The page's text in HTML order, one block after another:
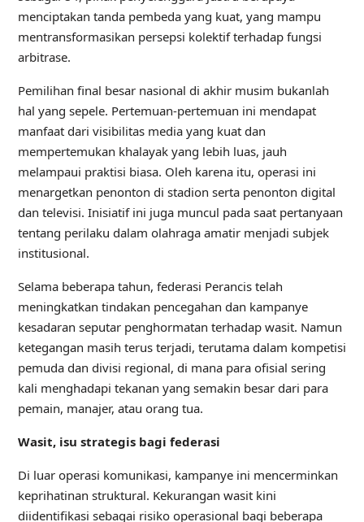
menciptakan tanda pembeda yang kuat, yang mampu
mentransformasikan persepsi kolektif terhadap fungsi
arbitrase.
Pemilihan final besar nasional di akhir musim bukanlah
hal yang sepele. Pertemuan-pertemuan ini mendapat
manfaat dari visibilitas media yang kuat dan
mempertemukan khalayak yang lebih luas, jauh
melampaui praktisi biasa. Oleh karena itu, operasi ini
menargetkan penonton di stadion serta penonton digital
dan televisi. Inisiatif ini juga muncul pada saat pertanyaan
tentang perilaku dalam olahraga amatir menjadi subjek
institusional.
Selama beberapa tahun, federasi Perancis telah
meningkatkan tindakan pencegahan dan kampanye
kesadaran seputar penghormatan terhadap wasit. Namun
ketegangan masih terus terjadi, terutama dalam kompetisi
pemuda dan divisi regional, di mana para ofisial sering
kali menghadapi tekanan yang semakin besar dari para
pemain, manajer, atau orang tua.
Wasit, isu strategis bagi federasi
Di luar operasi komunikasi, kampanye ini mencerminkan
keprihatinan struktural. Kekurangan wasit kini
diidentifikasi sebagai risiko operasional bagi beberapa